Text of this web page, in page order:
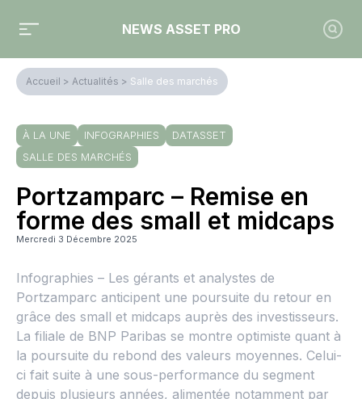
NEWS ASSET PRO
Accueil > Actualités > Salle des marchés
À LA UNE INFOGRAPHIES
DATASSET
SALLE DES MARCHÉS
Portzamparc – Remise en
forme des small et midcaps
Mercredi 3 Décembre 2025
Infographies – Les gérants et analystes de
Portzamparc anticipent une poursuite du retour en
grâce des small et midcaps auprès des investisseurs.
La filiale de BNP Paribas se montre optimiste quant à
la poursuite du rebond des valeurs moyennes. Celui-
ci fait suite à une sous-performance du segment
depuis plusieurs années, alimentée notamment par